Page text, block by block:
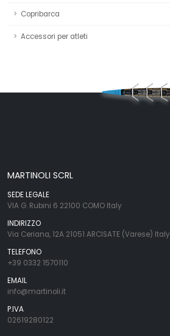
Copribarca
Accessori per atleti
MARTINOLI SCRL
SEDE LEGALE
VIA G. Rubini 6 22100 COMO Italy
INDIRIZZO
Via Ceriana, 12A 21051 ARCISATE (Varese) Italy
TELEFONO
+39 0332 1570110
EMAIL
info@martinoli.it
P.IVA
02619280122